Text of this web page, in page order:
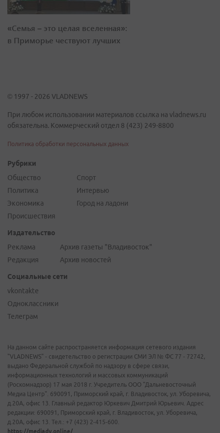
«Семья – это целая вселенная»:
в Приморье чествуют лучших
© 1997 - 2026 VLADNEWS
При любом использовании материалов ссылка на vladnews.ru
обязательна. Коммерческий отдел 8 (423) 249-8800
Политика обработки персональных данных
Рубрики
Общество
Политика
Экономика
Происшествия
Спорт
Интервью
Город на ладони
Издательство
Реклама
Редакция
Архив газеты "Владивосток"
Архив новостей
Социальные сети
vkontakte
Одноклассники
Телеграм
На данном сайте распространяется информация сетевого издания
"VLADNEWS" - свидетельство о регистрации СМИ ЭЛ № ФС 77 - 72742,
выдано Федеральной службой по надзору в сфере связи,
информационных технологий и массовых коммуникаций
(Роскомнадзор) 17 мая 2018 г. Учредитель ООО "Дальневосточный
Медиа Центр". 690091, Приморский край, г. Владивосток, ул. Уборевича,
д.20А, офис 13. Главный редактор Юркевич Дмитрий Юрьевич. Адрес
редакции: 690091, Приморский край, г. Владивосток, ул. Уборевича,
д.20А, офис 13. Тел.: +7 (423) 2-415-600.
https://mediadv.online/